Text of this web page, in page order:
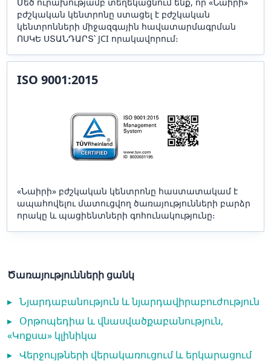
բժշկական կենտրոնը ստացել է բժշկական
կենտրոնների միջազգային հավատարմագրման
ՈՍԿԵ ՍՏԱՆԴԱՐՏ՝ JCI որակավորում։
ISO 9001:2015
«Նաիրի» բժշկական կենտրոնը հաստատակամ է
ապահովելու մատուցվող ծառայությունների բարձր
որակը և պացիենտների գոհունակությունը։
Ծառայությունների ցանկ
▸ Նյարդաբանություն և նյարդավիրաբուժություն
▸ Օրթոպեդիա և վնասվածքաբանություն,
«Կոքսա» կլինիկա
▸ Վերջույթների վերակառուցում և երկարացում